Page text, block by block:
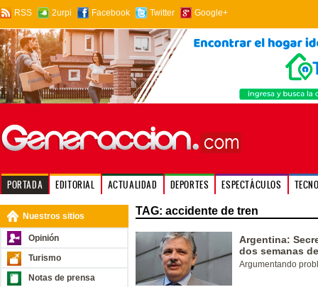
RSS 2urpi Facebook Twitter Google+
PORTADA EDITORIAL ACTUALIDAD DEPORTES ESPECTÁCULOS
Nuestros sitios
Opinión
Turismo
Notas de prensa
TAG: accidente de tren
Argentina:
dos semanas
Argumentando